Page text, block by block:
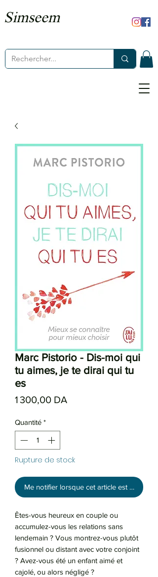
Simseem
Marc Pistorio - Dis-moi qui
tu aimes, je te dirai qui tu
es
1 300,00 DA
Quantité *
Rupture de stock
Me notifier lorsque cet article est disponible
Êtes-vous heureux en couple ou
accumulez-vous les relations sans
lendemain ? Vous montrez-vous plutôt
fusionnel ou distant avec votre conjoint
? Avez-vous été un enfant aimé et
cajolé, ou alors négligé ?